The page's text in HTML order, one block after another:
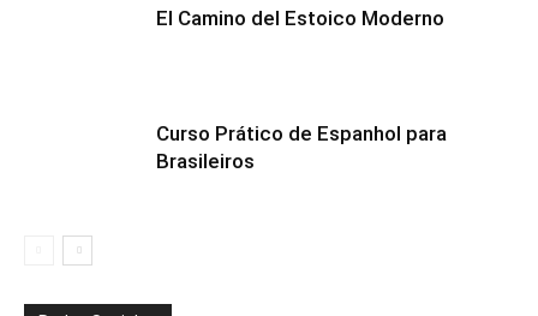
El Camino del Estoico Moderno
Curso Prático de Espanhol para
Brasileiros